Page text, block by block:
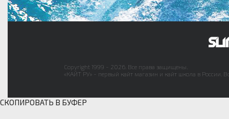
Copyright 1999 - 2026. Все права защищены.
«КАЙТ РУ» - первый кайт магазин и кайт школа в России.
СКОПИРОВАТЬ В БУФЕР